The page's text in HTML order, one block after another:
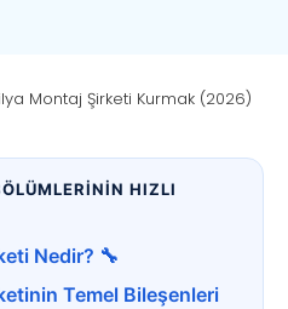
Montaj Şirketi Kurmak (2026)
HIZLI
Nedir? 🔧
Temel Bileşenleri